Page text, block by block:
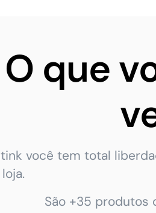
O que
você tem total
São +35 produtos